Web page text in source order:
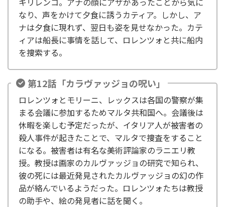
なり、声をかけて夕食に誘うカティア。しかし、ア
ナは夕食に現れず、翌日も姿を見せなかった。カテ
ィアは船長に事情を話して、ロレンツォと共に船内
を捜索する。
第12話「カラヴァッジョの呪い」
ロレンツォとモリーニ、レックスは各国の警察が集
まる会議に参加するためマルタ共和国へ。会議後は
休暇を楽しむ予定だったが、イタリア人が被害者の
殺人事件が起きたことで、マルタで捜査をすること
になる。被害者は有名な美術評論家のラニエリ教
授。教授は画家のカルヴァッジョの研究で知られ、
彼の死には最近発見されたカルヴァッジョの幻の作
品が絡んでいるようだった。ロレンツォたちは教授
の助手や、絵の発見者に話を聞く。